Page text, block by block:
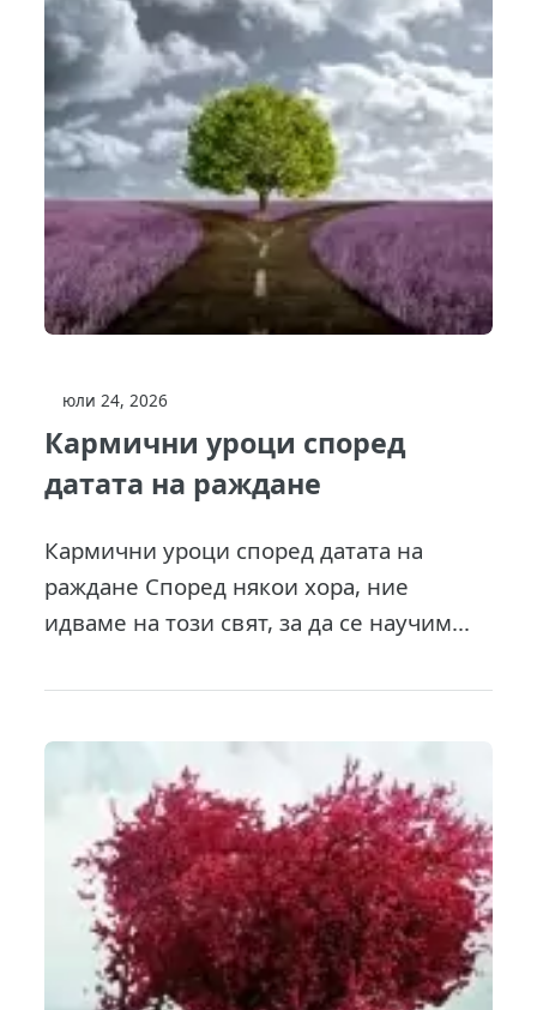
юли 24, 2026
Кармични уроци според
датата на раждане
Кармични уроци според датата на
раждане Според някои хора, ние
идваме на този свят, за да се научим...